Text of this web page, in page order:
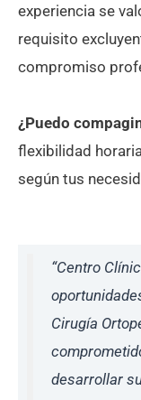
experiencia se
requisito
compromiso
¿Puedo
flexibilidad
según tus
“Centro
Cirugía
desarrollar